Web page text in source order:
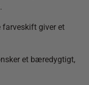
farveskift giver et
et bæredygtigt,